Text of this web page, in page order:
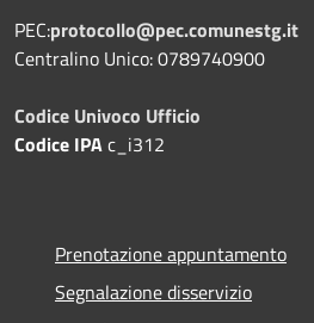
PEC:protocollo@pec.comunestg.it
Centralino Unico: 0789740900
Codice Univoco Ufficio
Codice IPAc_i312
Prenotazione appuntamento
Segnalazione disservizio